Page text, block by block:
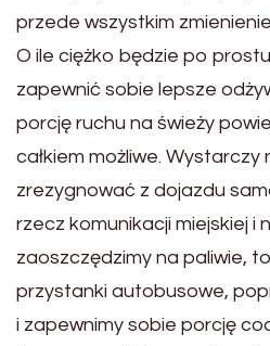
przede wszystkim
O ile ciężko będzie po
zapewnić sobie lepsze
porcję ruchu na świeży
całkiem możliwe. Wystarczy
zrezygnować z dojazdu
rzecz komunikacji miejskiej i
zaoszczędzimy na paliwie,
przystanki autobusowe,
i zapewnimy sobie porcję